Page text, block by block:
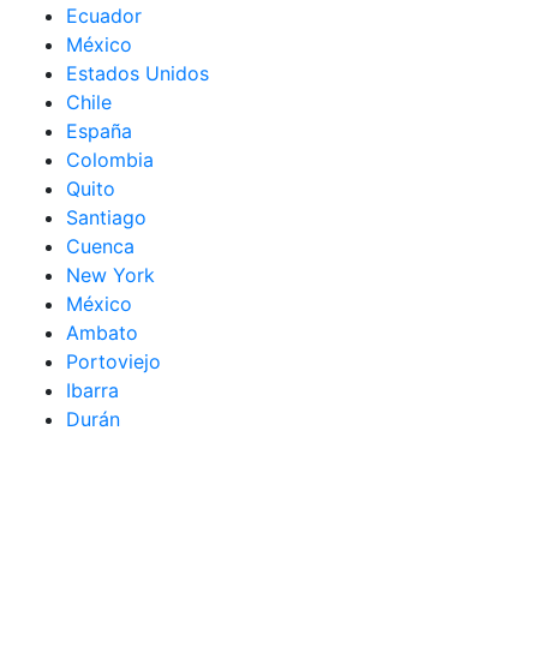
Ecuador
México
Estados Unidos
Chile
España
Colombia
Quito
Santiago
Cuenca
New York
México
Ambato
Portoviejo
Ibarra
Durán